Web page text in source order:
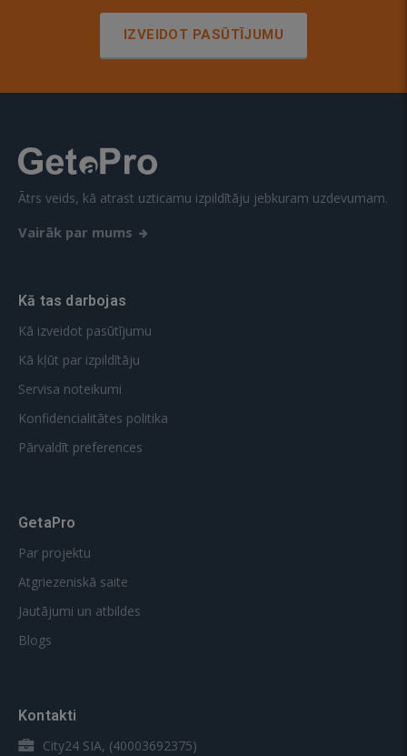
IZVEIDOT PASŪTĪJUMU
Ātrs veids, kā atrast uzticamu izpildītāju jebkuram uzdevumam.
Vairāk par mums
Kā tas darbojas
Kā izveidot pasūtījumu
Kā kļūt par izpildītāju
Servisa noteikumi
Konfidencialitātes politika
Pārvaldīt preferences
GetaPro
Par projektu
Atgriezeniskā saite
Jautājumi un atbildes
Blogs
Kontakti
City24 SIA, (40003692375)